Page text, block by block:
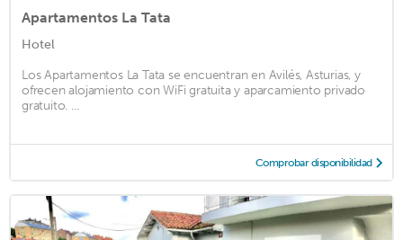
Apartamentos La Tata
Hotel
Los Apartamentos La Tata se encuentran en Avilés, Asturias, y
ofrecen alojamiento con WiFi gratuita y aparcamiento privado
gratuito. ...
Comprobar disponibilidad